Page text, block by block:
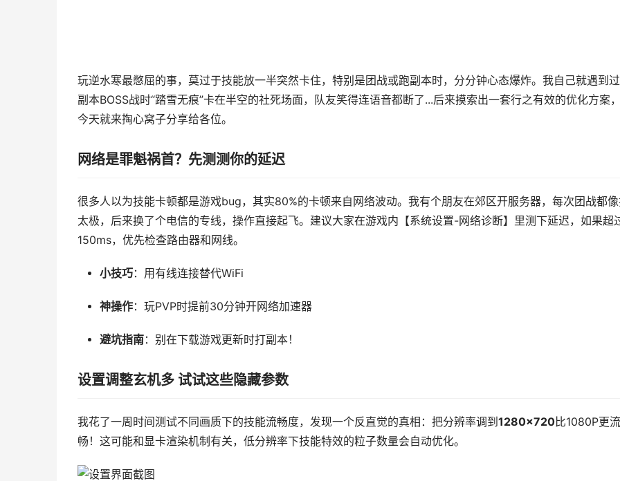
玩逆水寒最憋屈的事，莫过于技能放一半突然卡住，特别是团战或跑副本时，分分钟心态爆炸。我自己就遇到
副本BOSS战时“踏雪无痕”卡在半空的社死场面，队友笑得连语音都断了...后来摸索出一套行之有效的优化方案
今天就来掏心窝子分享给各位。
网络是罪魁祸首？先测测你的延迟
很多人以为技能卡顿都是游戏bug，其实80%的卡顿来自网络波动。我有个朋友在郊区开服务器，每次团战都
太极，后来换了个电信的专线，操作直接起飞。建议大家在游戏内【系统设置-网络诊断】里测下延迟，如果超
150ms，优先检查路由器和网线。
小技巧：用有线连接替代WiFi
神操作：玩PVP时提前30分钟开网络加速器
避坑指南：别在下载游戏更新时打副本！
设置调整玄机多 试试这些隐藏参数
我花了一周时间测试不同画质下的技能流畅度，发现一个反直觉的真相：把分辨率调到 1280×720比1080P更流
畅！这可能和显卡渲染机制有关，低分辨率下技能特效的粒子数量会自动优化。